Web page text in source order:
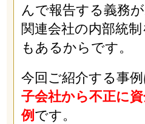
んで報告する義務
関連会社の内部統
もあるからです。
今回ご紹介する事例
子会社から不正に
例 です。